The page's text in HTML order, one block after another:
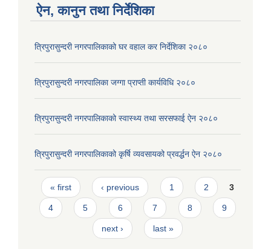
ऐन, कानुन तथा निर्देशिका
त्रिपुरासुन्दरी नगरपालिकाको घर वहाल कर निर्देशिका २०८०
त्रिपुरासुन्दरी नगरपालिका जग्गा प्राप्ती कार्यविधि २०८०
त्रिपुरासुन्दरी नगरपालिकाको स्वास्थ्य तथा सरसफाई ऐन २०८०
त्रिपुरासुन्दरी नगरपालिकाको कृर्षि व्यवसायको प्रवर्द्धन ऐन २०८०
Pages
« first ‹ previous 1 2 3
4 5 6 7 8 9
next › last »